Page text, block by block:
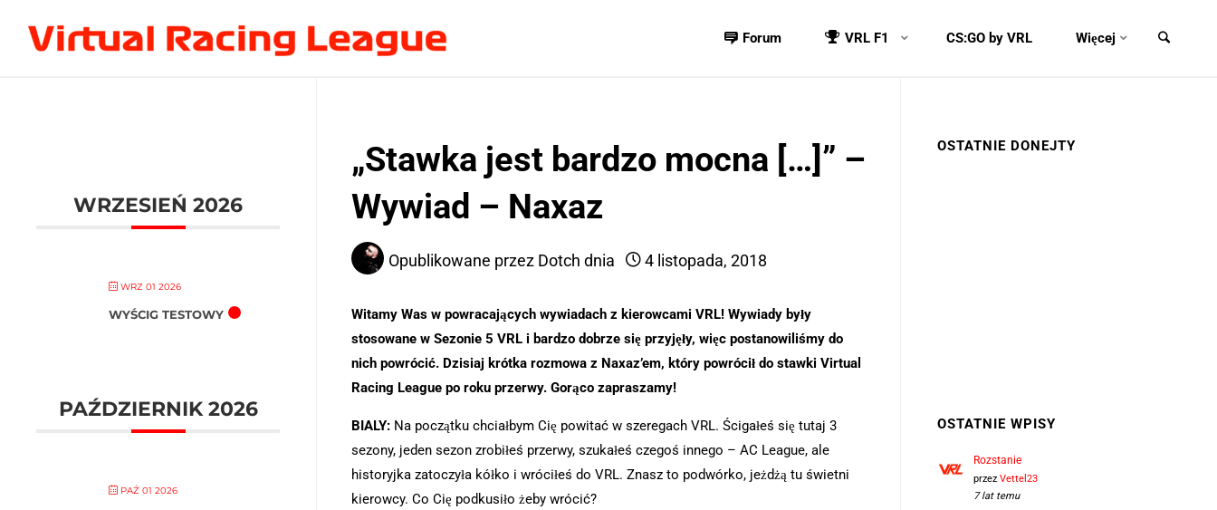
Forum VRL F1 CS:GO by VRL Więcej
„Stawka jest bardzo mocna […]” –
Wywiad – Naxaz
Opublikowane przez Dotch dnia 4 listopada, 2018
Witamy Was w powracających wywiadach z kierowcami VRL! Wywiady były
stosowane w Sezonie 5 VRL i bardzo dobrze się przyjęły, więc postanowiliśmy do
nich powrócić. Dzisiaj krótka rozmowa z Naxaz’em, który powrócił do stawki Virtual
Racing League po roku przerwy. Gorąco zapraszamy!
BIALY:Na początku chciałbym Cię powitać w szeregach VRL. Ścigałeś się tutaj 3
sezony, jeden sezon zrobiłeś przerwy, szukałeś czegoś innego – AC League, ale
historyjka zatoczyła kółko i wróciłeś do VRL. Znasz to podwórko, jeżdżą tu świetni
kierowcy. Co Cię podkusiło żeby wrócić?
WRZESIEŃ 2026
WRZ 01 2026
WYŚCIG TESTOWY
PAŹDZIERNIK 2026
PAŹ 01 2026
OSTATNIE DONEJTY
OSTATNIE WPISY
Rozstanie
przezVettel23
7 lat temu